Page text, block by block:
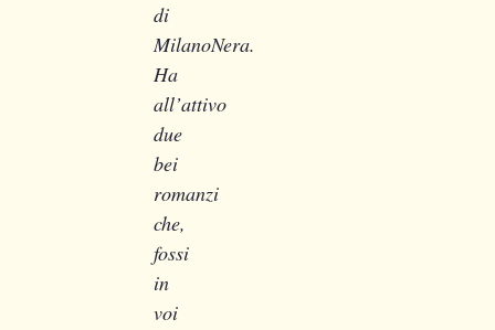
di
MilanoNera.
Ha
all’attivo
due
bei
romanzi
che,
fossi
in
voi